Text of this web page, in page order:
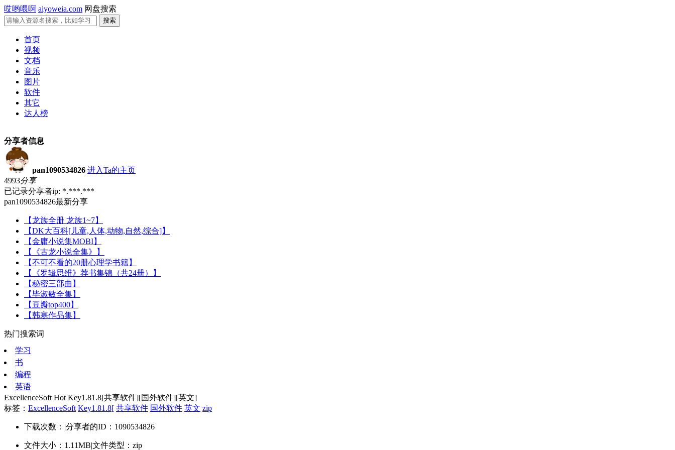
哎哟喂啊 aiyoweia.com 网盘搜索
首页
视频
文档
音乐
图片
软件
其它
达人榜
分享者信息
pan1090534826 进入Ta的主页
4993分享
已记录分享者ip: *.***.***
pan1090534826最新分享
【龙族全册 龙族1~7】
【DK大百科[儿童,人体,动物,自然,综合]】
【金庸小说集MOBI】
【《古龙小说全集》】
【不可不看的20册心理学书籍】
【《罗辑思维》荐书集锦（共24册）】
【秘密三部曲】
【毕淑敏全集】
【豆瓣top400】
【韩寒作品集】
热门搜索词
学习
书
编程
英语
ExcellenceSoft Hot Key1.81.8[共享软件][国外软件][英文]
标签： ExcellenceSoft Key1.81.8[ 共享软件 国外软件 英文 zip
下载次数： |分享者的ID：1090534826
文件大小：1.11MB|文件类型：zip